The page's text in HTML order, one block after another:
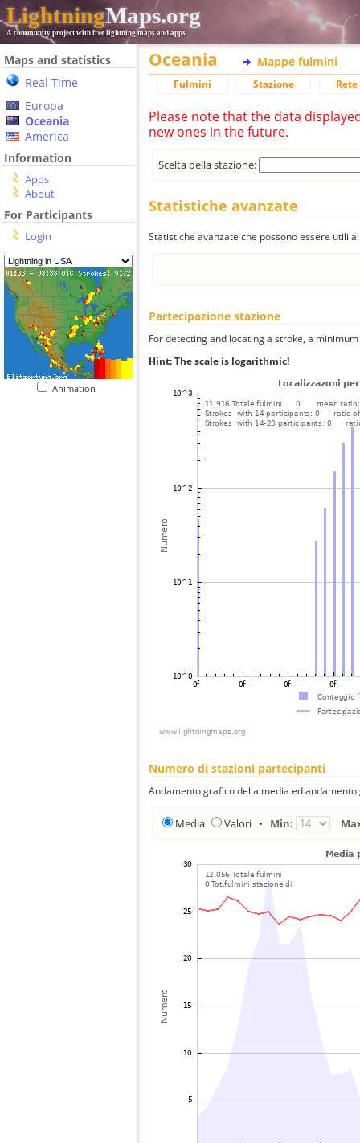
LightningMaps.org
A community project with free lightning maps and apps
Maps and statistics
Real Time
Europa
Oceania
America
Information
Apps
About
For Participants
Login
Animation
Oceania Mappe fulmini
Fulmini Stazione
Please note that the data
new ones in the future.
Scelta della stazione:
Statistiche avanzate
Statistiche avanzate che possono essere utili
Partecipazione stazione
For detecting and locating a stroke, a
Hint: The scale is logarithmic!
Numero di stazioni partecipanti
Andamento grafico della media ed
Media Valori • Min: